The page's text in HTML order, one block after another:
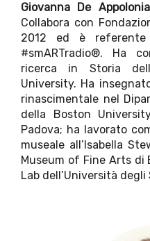
Giovanna De Appolonia
Collabora con
2012 ed è
#smARTradio®. Ha
ricerca in Storia
University. Ha
rinascimentale nel
della Boston
Padova; ha lavorato
museale all’Isabella
Museum of Fine Arts di
Lab dell’Università